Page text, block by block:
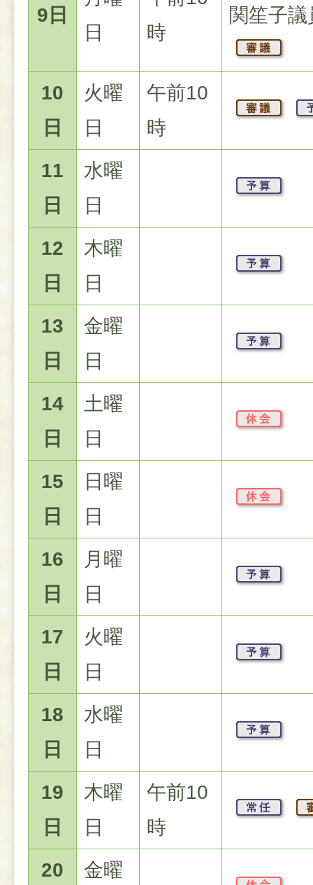
9日
日
時
関笙子議
10
日
火曜
日
午前10
時
11
日
水曜
日
12
日
木曜
日
13
日
金曜
日
14
日
土曜
日
15
日
日曜
日
16
日
月曜
日
17
日
火曜
日
18
日
水曜
日
19
日
木曜
日
午前10
時
20
金曜